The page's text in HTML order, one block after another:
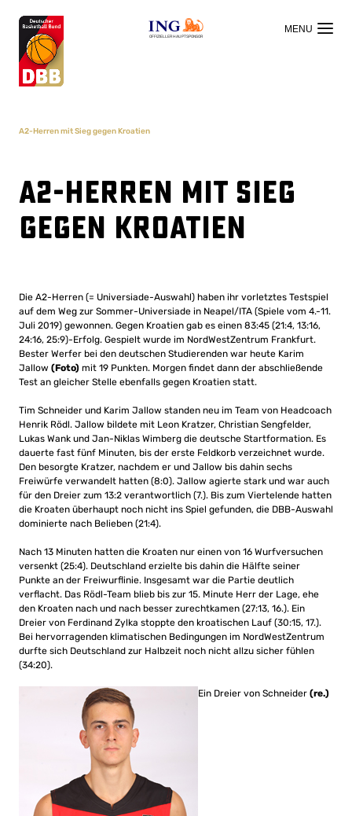
OFFIZIELLER HAUPTSPONSOR
A2-Herren mit Sieg gegen Kroatien
A2-Herren mit Sieg
gegen Kroatien
Die A2-Herren (= Universiade-Auswahl) haben ihr vorletztes Testspiel
auf dem Weg zur Sommer-Universiade in Neapel/ITA (Spiele vom 4.-11.
Juli 2019) gewonnen. Gegen Kroatien gab es einen 83:45 (21:4, 13:16,
24:16, 25:9)-Erfolg. Gespielt wurde im NordWestZentrum Frankfurt.
Bester Werfer bei den deutschen Studierenden war heute Karim
Jallow (Foto) mit 19 Punkten. Morgen findet dann der abschließende
Test an gleicher Stelle ebenfalls gegen Kroatien statt.
Tim Schneider und Karim Jallow standen neu im Team von Headcoach
Henrik Rödl. Jallow bildete mit Leon Kratzer, Christian Sengfelder,
Lukas Wank und Jan-Niklas Wimberg die deutsche Startformation. Es
dauerte fast fünf Minuten, bis der erste Feldkorb verzeichnet wurde.
Den besorgte Kratzer, nachdem er und Jallow bis dahin sechs
Freiwürfe verwandelt hatten (8:0). Jallow agierte stark und war auch
für den Dreier zum 13:2 verantwortlich (7.). Bis zum Viertelende hatten
die Kroaten überhaupt noch nicht ins Spiel gefunden, die DBB-Auswahl
dominierte nach Belieben (21:4).
Nach 13 Minuten hatten die Kroaten nur einen von 16 Wurfversuchen
versenkt (25:4). Deutschland erzielte bis dahin die Hälfte seiner
Punkte an der Freiwurflinie. Insgesamt war die Partie deutlich
verflacht. Das Rödl-Team blieb bis zur 15. Minute Herr der Lage, ehe
den Kroaten nach und nach besser zurechtkamen (27:13, 16.). Ein
Dreier von Ferdinand Zylka stoppte den kroatischen Lauf (30:15, 17.).
Bei hervorragenden klimatischen Bedingungen im NordWestZentrum
durfte sich Deutschland zur Halbzeit noch nicht allzu sicher fühlen
(34:20).
Ein Dreier von Schneider (re.)